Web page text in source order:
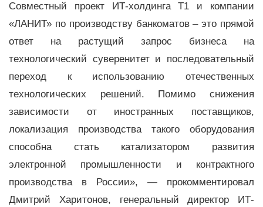
Совместный проект ИТ-холдинга Т1 и компании
«ЛАНИТ» по производству банкоматов – это прямой
ответ на растущий запрос бизнеса на
технологический суверенитет и последовательный
переход к использованию отечественных
технологических решений. Помимо снижения
зависимости от иностранных поставщиков,
локализация производства такого оборудования
способна стать катализатором развития
электронной промышленности и контрактного
производства в России», — прокомментировал
Дмитрий Харитонов, генеральный директор ИТ-